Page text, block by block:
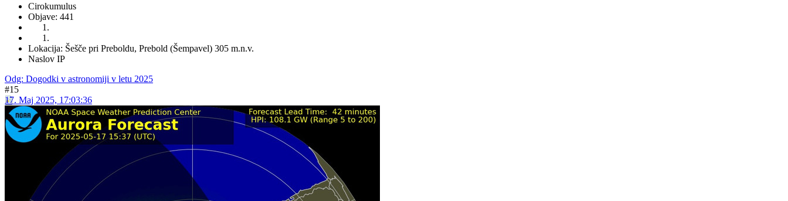
Cirokumulus
Objave: 441
Lokacija: Šešče pri Preboldu, Prebold (Šempavel) 305 m.n.v.
Naslov IP
Odg: Dogodki v astronomiji v letu 2025
#15
17. Maj 2025, 17:03:36